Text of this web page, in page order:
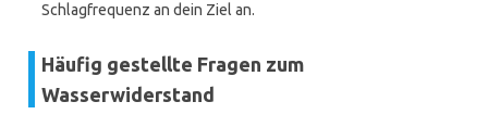
Schlagfrequenz an dein Ziel an.
Häufig gestellte Fragen zum
Wasserwiderstand